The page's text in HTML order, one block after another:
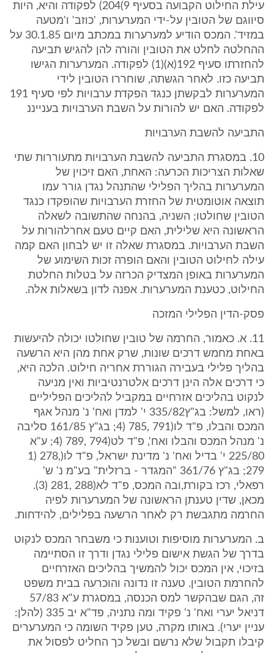
עילת החילוט הקבועה בסעיף ‎204(9) לפקודה והיא, היות
סיווגם של הטובין על-ידי המערערות, 'כוזב' ו'מטעה
במזיד'. המכס הודיע למערערות במכתב מיום ‎30.1.85 על
ההחלטה לחלט את הטובין והורה להן להגיש תביעה
להחזרתו סעיף ‎192(א)(‎1) לפקודה. המערערות הגישו
תביעה כזו. לאחר הגשתה, שוחררו הטובין לידי
המערערות לבקשתן כנגד הפקדת ערבויות לפי סעיף ‎191
לפקודה. האם יש להורות על השבת הערבויות בענייננ
התביעה להשבת הערבויות
‎10. במסגרת התביעה להשבת הערבויות מתעוררות שתי
שאלות הצריכות הכרעה: האחת, האם זיכוין של
המערערות בהליך הפלילי שהתנהל נגדן גורר עמו
תוצאה אוטומטית של החזרת הערבויות שהופקדו כנגד
הטובין שחולטו; השניה, בהנחה שהתשובה לשאלה
הראשונה היא שלילית, האם קיים טעם אחרלהורות על
השבת הערבויות. במסגרת שאלה זו יש לבחון האם קמה
עילה לחילוט הטובין והאם הופרה זכות השימוע של
המערערות באופן המצדיק הכרזה על בטלות החלטת
החילוט, כטענת המערערות. אפנה לדון בשאלות אלה.
פסק-הדין הפלילי המזכה
‎11. א. כאמור, החרמה של טובין שחולטו יכולה להיעשות
באחת מחמש דרכים שונות, שרק אחת מהן היא הרשעה
בהליך פלילי בעבירה הגוררת אחריה חילוט. הלכה היא,
כי דרכים אלה הינן דרכים אלטרנטיביות ואין מניעה
לנקוט בהליכים אזרחיים במקביל להליכים הפליליים
(ראו, למשל: בג"ץ335/82 י' למדן ואח' נ' מנהל אגף
המכס והבלו, פ"ד לו(‎4) 785, 791; בג"ץ ‎161/85 סליבה
נ' מנהל המכס והבלו ואח', פ"ד לט(‎4) 789, 794; ע"א
‎225/80 י' בדיל ואח' נ' מדינת ישראל, פ"ד לו(‎1) 278,
279; בג"ץ ‎361/76 "המגדר - ברזלית" בע"מ נ' ש'
רפאלי, רכז בקורת,ובה המכס, פ"ד לא(‎3) 281, 288).
מכאן, שדין טענתן הראשונה של המערערות לפיה
החרמה מתגבשת רק לאחר הרשעה בפלילים, להידחות.
ב. המערערות מוסיפות וטוענות כי משבחר המכס לנקוט
בדרך של הגשת אישום פלילי נגדן ודרך זו הסתיימה
בזיכוי, אין המכס יכול להמשיך בהליכים האזרחיים
להחרמת הטובין. טענה זו נדונה והוכרעה בבית משפט
זה, הגם שבהקשר למס הכנסה, במסגרת ע"א ‎57/83
דניאל יערי ואח' נ' פקיד ומה נתניה, פד"א יב ‎335 (להלן:
עניין יערי). באותו מקרה, טען פקיד השומה כי המערערים
קיבלו תקבול שלא נרשם ובשל כך החליט לפסול את